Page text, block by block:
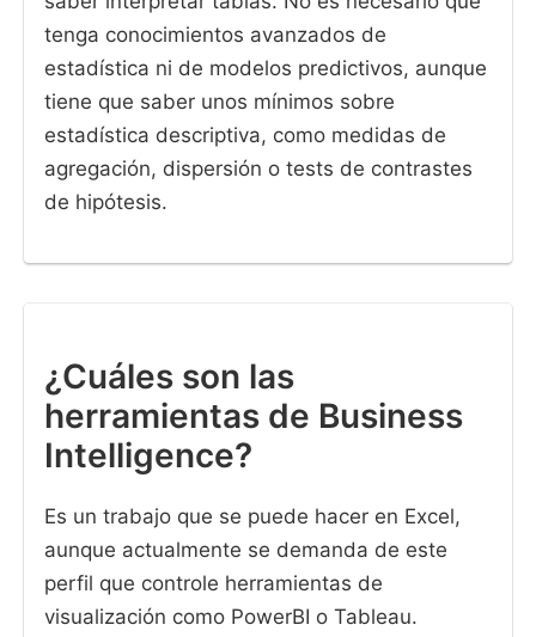
tenga conocimientos avanzados de
estadística ni de modelos predictivos, aunque
tiene que saber unos mínimos sobre
estadística descriptiva, como medidas de
agregación, dispersión o tests de contrastes
de hipótesis.
¿Cuáles son las
herramientas de Business
Intelligence?
Es un trabajo que se puede hacer en Excel,
aunque actualmente se demanda de este
perfil que controle herramientas de
visualización como PowerBI o Tableau.